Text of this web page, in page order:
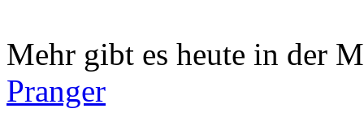
Mehr gibt es heute in der
Pranger